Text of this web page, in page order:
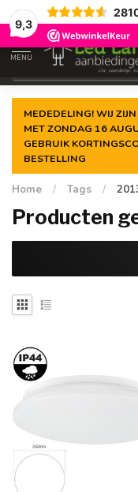
9,3
Gegarandeerde de
MENU
MEDEDELING! WIJ
MET ZONDAG 16
GEBRUIK
BESTELLING
Home / Tags /
Producten